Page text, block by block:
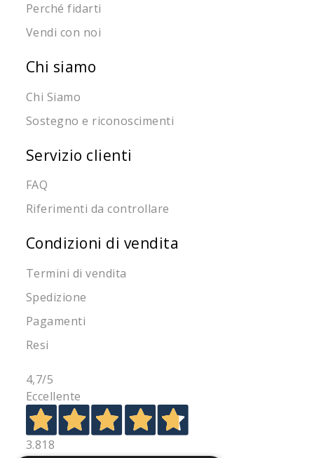
Perché fidarti
Vendi con noi
Chi siamo
Chi Siamo
Sostegno e riconoscimenti
Servizio clienti
FAQ
Riferimenti da controllare
Condizioni di vendita
Termini di vendita
Spedizione
Pagamenti
Resi
4,7/5
Eccellente
3.818